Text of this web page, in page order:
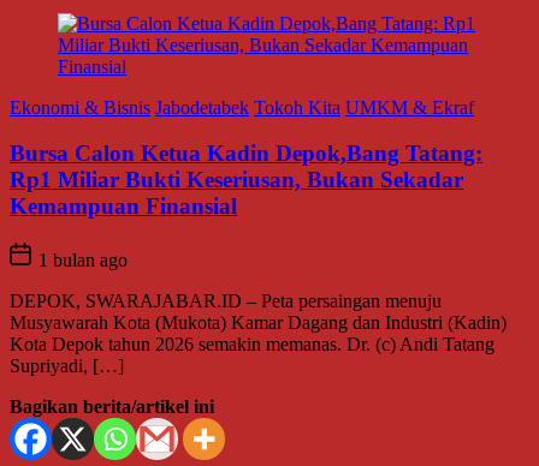
Ekonomi & Bisnis Jabodetabek Tokoh Kita UMKM & Ekraf
Bursa Calon Ketua Kadin Depok,Bang Tatang:
Rp1 Miliar Bukti Keseriusan, Bukan Sekadar
Kemampuan Finansial
1 bulan ago
DEPOK, SWARAJABAR.ID – Peta persaingan menuju
Musyawarah Kota (Mukota) Kamar Dagang dan Industri (Kadin)
Kota Depok tahun 2026 semakin memanas. Dr. (c) Andi Tatang
Supriyadi, […]
Bagikan berita/artikel ini